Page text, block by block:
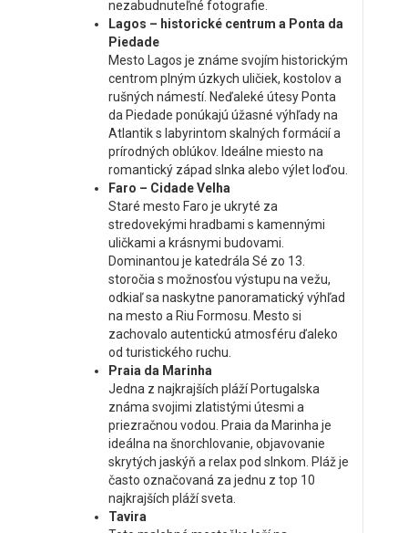
nezabudnuteľné fotografie.
Lagos – historické centrum a Ponta da
Piedade
Mesto Lagos je známe svojím historickým
centrom plným úzkych uličiek, kostolov a
rušných námestí. Neďaleké útesy Ponta
da Piedade ponúkajú úžasné výhľady na
Atlantik s labyrintom skalných formácií a
prírodných oblúkov. Ideálne miesto na
romantický západ slnka alebo výlet loďou.
Faro – Cidade Velha
Staré mesto Faro je ukryté za
stredovekými hradbami s kamennými
uličkami a krásnymi budovami.
Dominantou je katedrála Sé zo 13.
storočia s možnosťou výstupu na vežu,
odkiaľ sa naskytne panoramatický výhľad
na mesto a Riu Formosu. Mesto si
zachovalo autentickú atmosféru ďaleko
od turistického ruchu.
Praia da Marinha
Jedna z najkrajších pláží Portugalska
známa svojimi zlatistými útesmi a
priezračnou vodou. Praia da Marinha je
ideálna na šnorchlovanie, objavovanie
skrytých jaskýň a relax pod slnkom. Pláž je
často označovaná za jednu z top 10
najkrajších pláží sveta.
Tavira